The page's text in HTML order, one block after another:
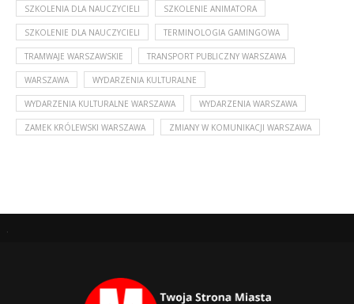
SZKOLENIA DLA NAUCZYCIELI SZKOLENIE ANIMATORA
SZKOLENIE DLA NAUCZYCIELI TERMINOLOGIA GAMINGOWA
TRAMWAJE WARSZAWSKIE TRANSPORT PUBLICZNY WARSZAWA
WARSZAWA WYDARZENIA KULTURALNE
WYDARZENIA KULTURALNE WARSZAWA WYDARZENIA WARSZAWA
ZAMEK KRÓLEWSKI WARSZAWA ZMIANY W KOMUNIKACJI WARSZAWA